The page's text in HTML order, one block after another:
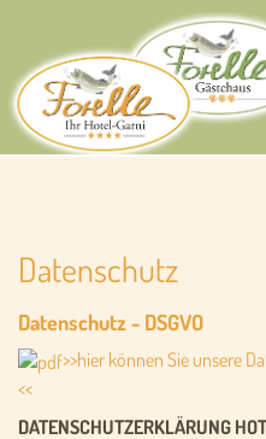
Datenschutz
Datenschutz - DSGVO
>>hier können Sie unsere
<<
DATENSCHUTZERKLÄRUNG